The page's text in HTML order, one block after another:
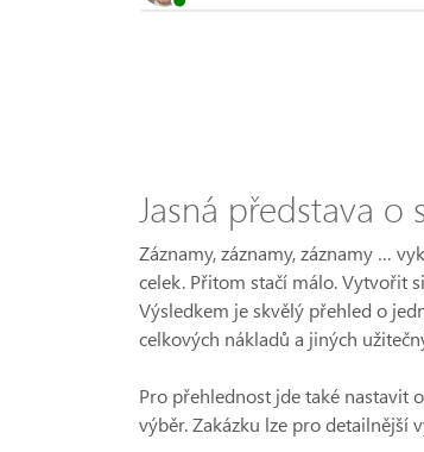
Jasná představa o
Záznamy, záznamy, záznamy …
celek. Přitom stačí málo. Vytvořit
Výsledkem je skvělý přehled o
celkových nákladů a jiných
Pro přehlednost jde také nastavit
výběr. Zakázku lze pro detailnější